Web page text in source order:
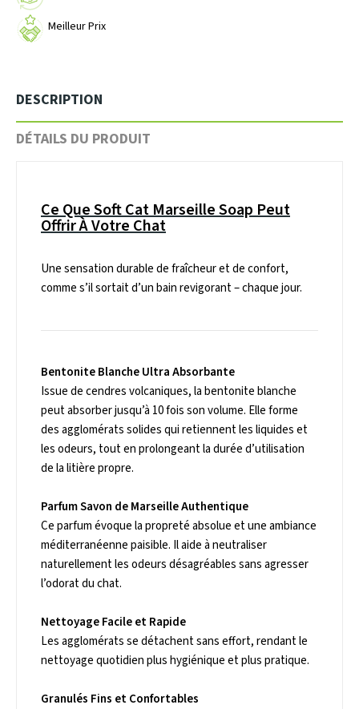
Meilleur Prix
DESCRIPTION
DÉTAILS DU PRODUIT
Ce Que Soft Cat Marseille Soap Peut
Offrir À Votre Chat
Une sensation durable de fraîcheur et de confort,
comme s’il sortait d’un bain revigorant – chaque jour.
Bentonite Blanche Ultra Absorbante
Issue de cendres volcaniques, la bentonite blanche
peut absorber jusqu’à 10 fois son volume. Elle forme
des agglomérats solides qui retiennent les liquides et
les odeurs, tout en prolongeant la durée d’utilisation
de la litière propre.
Parfum Savon de Marseille Authentique
Ce parfum évoque la propreté absolue et une ambiance
méditerranéenne paisible. Il aide à neutraliser
naturellement les odeurs désagréables sans agresser
l’odorat du chat.
Nettoyage Facile et Rapide
Les agglomérats se détachent sans effort, rendant le
nettoyage quotidien plus hygiénique et plus pratique.
Granulés Fins et Confortables